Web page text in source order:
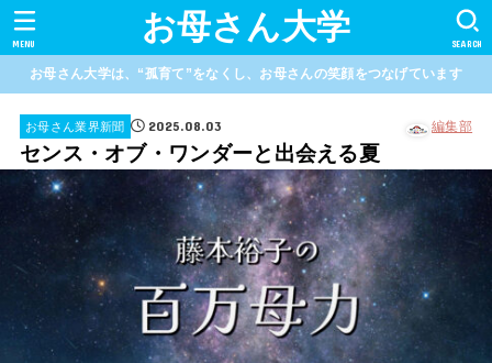
お母さん大学 SEARCH
MENU
お母さん大学は、“孤育て”をなくし、お母さんの笑顔をつなげています
お母さん業界新聞 2025.08.03 編集部
センス・オブ・ワンダーと出会える夏